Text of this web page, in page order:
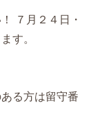
７月２４日・
す。
る方は留守番